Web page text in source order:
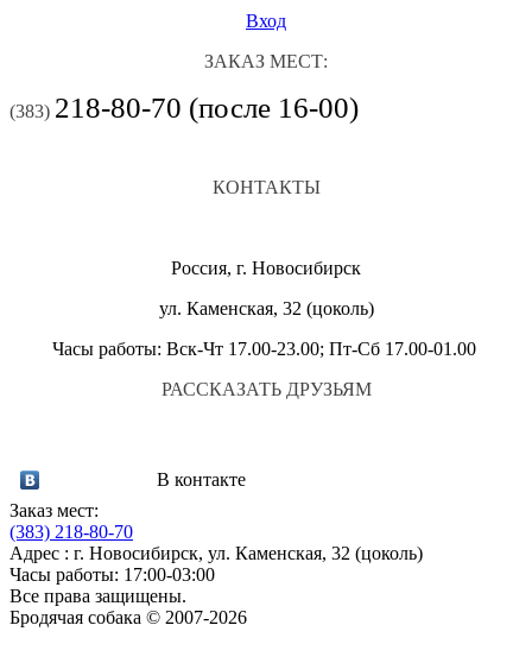
Вход
ЗАКАЗ МЕСТ:
(383) 218-80-70 (после 16-00)
КОНТАКТЫ
Россия, г. Новосибирск
ул. Каменская, 32 (цоколь)
Часы работы: Вск-Чт 17.00-23.00; Пт-Сб 17.00-01.00
РАССКАЗАТЬ ДРУЗЬЯМ
В контакте
Заказ мест:
(383) 218-80-70
Адрес : г. Новосибирск, ул. Каменская, 32 (цоколь)
Часы работы: 17:00-03:00
Все права защищены.
Бродячая собака © 2007-2026